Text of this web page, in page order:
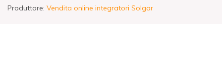
Produttore: Vendita online integratori Solgar